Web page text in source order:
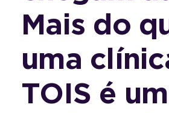
Mais do
uma
TOIS é um